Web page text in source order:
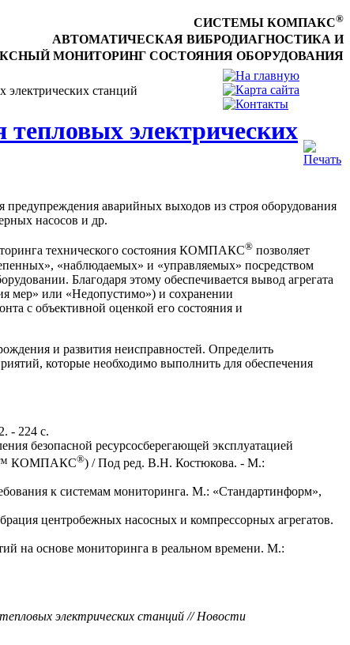
СИСТЕМЫ КОМПАКС®
АВТОМАТИЧЕСКАЯ ВИБРОДИАГНОСТИКА И
МОНИТОРИНГ СОСТОЯНИЯ ОБОРУДОВАНИЯ
электрических станций
электрических
предупреждения аварийных выходов из строя оборудования
насосов и др.
технического состояния КОМПАКС® позволяет
«наблюдаемых» и «управляемых» посредством
Благодаря этому обеспечивается вывод агрегата
мер» или «Недопустимо») и сохранении
с объективной оценкой его состояния и
и развития неисправностей. Определить
которые необходимо выполнить для обеспечения
- 224 с.
безопасной ресурсосберегающей эксплуатацией
КОМПАКС®) / Под ред. В.Н. Костюкова. - М.:
к системам мониторинга. М.: «Стандартинформ»,
центробежных насосных и компрессорных агрегатов.
на основе мониторинга в реальном времени. М.:
электрических станций // Новости